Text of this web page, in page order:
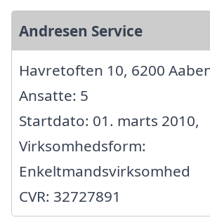
Andresen Service
Havretoften 10, 6200
Ansatte: 5
Startdato: 01. marts 2010,
Virksomhedsform:
Enkeltmandsvirksomhed
CVR: 32727891